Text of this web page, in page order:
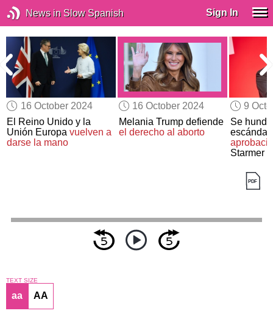
News in Slow Spanish Sign In
16 October 2024
El Reino Unido y la
Unión Europavuelven a
darse la mano
16 October 2024
Melania Trump defiende
el derecho al aborto
9
Se
Starmer
TEXT SIZE
aa AA